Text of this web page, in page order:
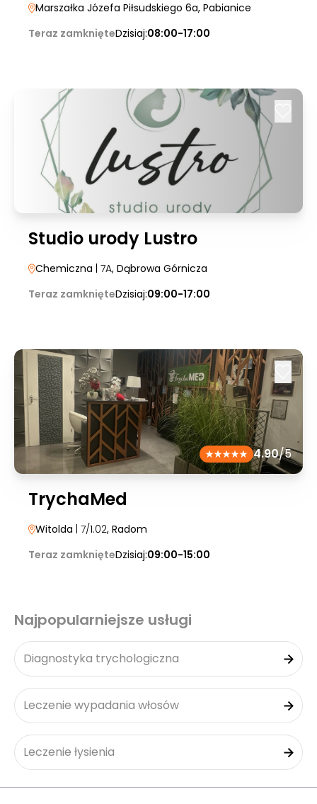
Marszałka Józefa Piłsudskiego 6a, Pabianice
Teraz zamknięteDzisiaj:08:00-17:00
Studio urody Lustro
Chemiczna | 7A, Dąbrowa Górnicza
Teraz zamknięteDzisiaj:09:00-17:00
4.90/5
TrychaMed
Witolda | 7/1.02, Radom
Teraz zamknięteDzisiaj:09:00-15:00
Najpopularniejsze usługi
Diagnostyka trychologiczna
Leczenie wypadania włosów
Leczenie łysienia